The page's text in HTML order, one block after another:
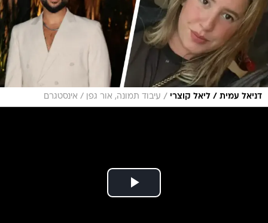
דניאל עמית / ליאל קוצרי עיבוד תמונה, אור גפן / אינסטגרם